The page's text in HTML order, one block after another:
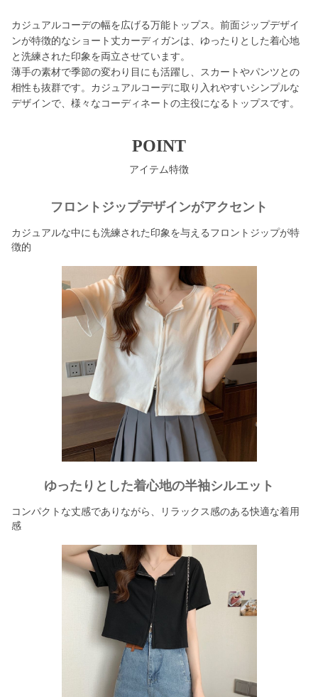
カジュアルコーデの幅を広げる万能トップス。前面ジップデザイ
ンが特徴的なショート丈カーディガンは、ゆったりとした着心地
と洗練された印象を両立させています。
薄手の素材で季節の変わり目にも活躍し、スカートやパンツとの
相性も抜群です。カジュアルコーデに取り入れやすいシンプルな
デザインで、様々なコーディネートの主役になるトップスです。
POINT
アイテム特徴
フロントジップデザインがアクセント
カジュアルな中にも洗練された印象を与えるフロントジップが特
徴的
ゆったりとした着心地の半袖シルエット
コンパクトな丈感でありながら、リラックス感のある快適な着用
感